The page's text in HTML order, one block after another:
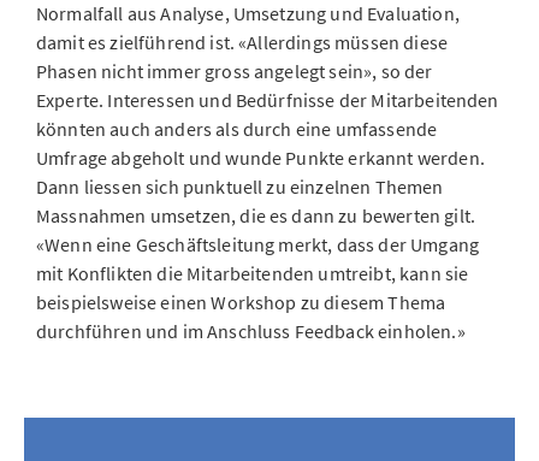
Normalfall aus Analyse, Umsetzung und Evaluation,
damit es zielführend ist. «Allerdings müssen diese
Phasen nicht immer gross angelegt sein», so der
Experte. Interessen und Bedürfnisse der Mitarbeitenden
könnten auch anders als durch eine umfassende
Umfrage abgeholt und wunde Punkte erkannt werden.
Dann liessen sich punktuell zu einzelnen Themen
Massnahmen umsetzen, die es dann zu bewerten gilt.
«Wenn eine Geschäftsleitung merkt, dass der Umgang
mit Konflikten die Mitarbeitenden umtreibt, kann sie
beispielsweise einen Workshop zu diesem Thema
durchführen und im Anschluss Feedback einholen.»